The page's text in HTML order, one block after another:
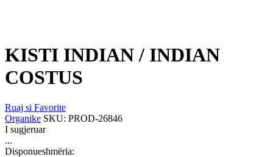
KISTI INDIAN / INDIAN
COSTUS
Ruaj si Favorite
Organike SKU: PROD-26846
I sugjeruar
...
Disponueshmëria: